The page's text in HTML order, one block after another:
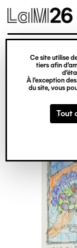
Gestion des
Ce site utilise
tiers afin
À l’exception
du site, vous
Tout
contenu